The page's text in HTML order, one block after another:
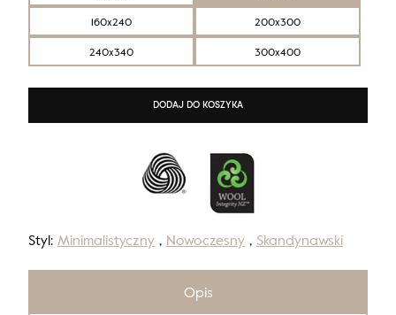
Styl: Minimalistyczny , Nowoczesny , Skandynawski
160x240
200x300
240x340
300x400
DODAJ DO KOSZYKA
Opis